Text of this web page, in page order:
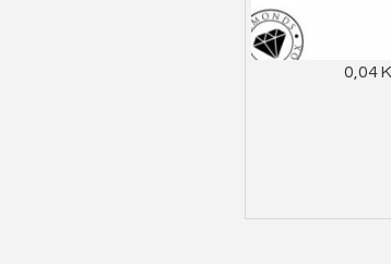
SELECT OPTIONS0,04